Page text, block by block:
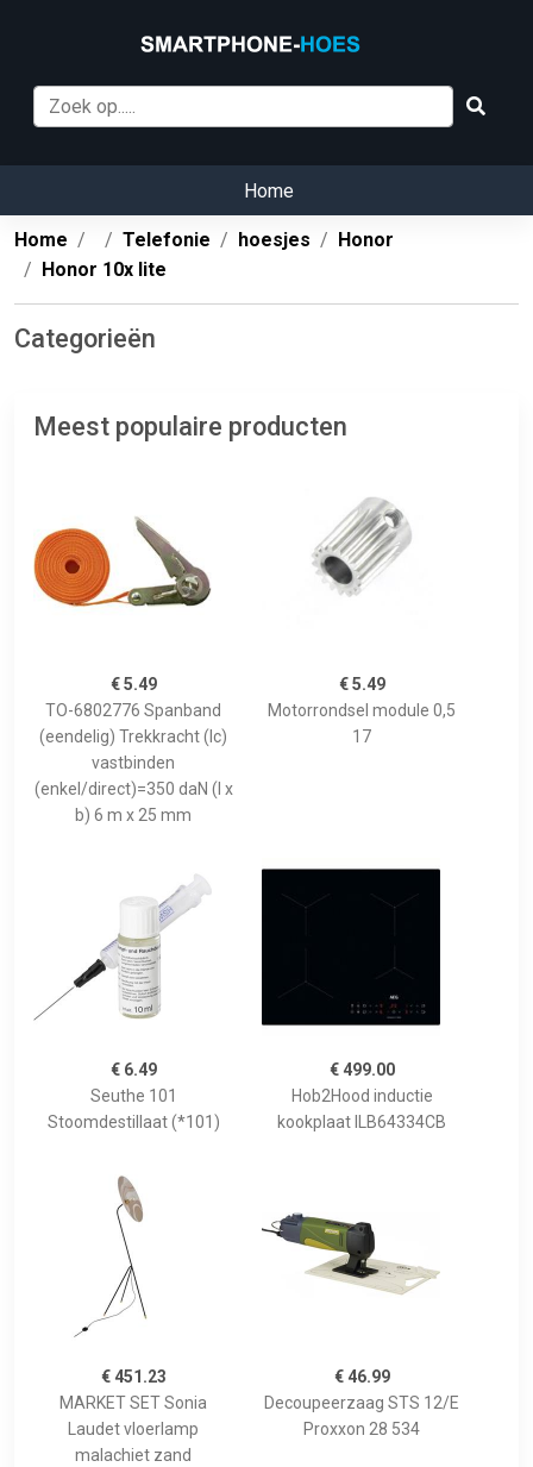
Home
Home Telefonie hoesjes
Honor
Honor 10x lite
Categorieën
Meest populaire producten
€ 5.49
TO-6802776 Spanband
(eendelig) Trekkracht (lc)
vastbinden
(enkel/direct)=350 daN (l x
b) 6 m x 25 mm
€ 5.49
Motorrondsel module 0,5
17
€ 6.49
Seuthe 101
Stoomdestillaat (*101)
€ 499.00
Hob2Hood inductie
kookplaat ILB64334CB
€ 451.23
MARKET SET Sonia
Laudet vloerlamp
malachiet zand
€ 46.99
Decoupeerzaag STS 12/E
Proxxon 28 534